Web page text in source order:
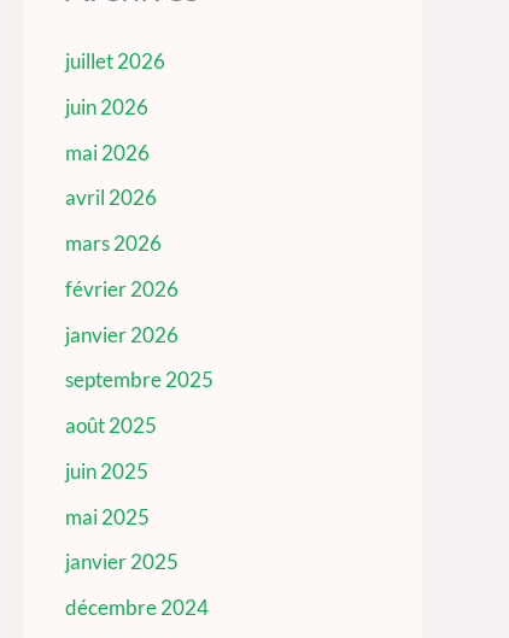
juillet 2026
juin 2026
mai 2026
avril 2026
mars 2026
février 2026
janvier 2026
septembre 2025
août 2025
juin 2025
mai 2025
janvier 2025
décembre 2024